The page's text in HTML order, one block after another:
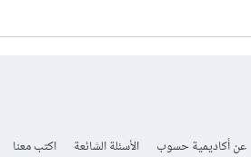
عن أكاديمية حسوب الأسئلة الشائعة اكتب معنا